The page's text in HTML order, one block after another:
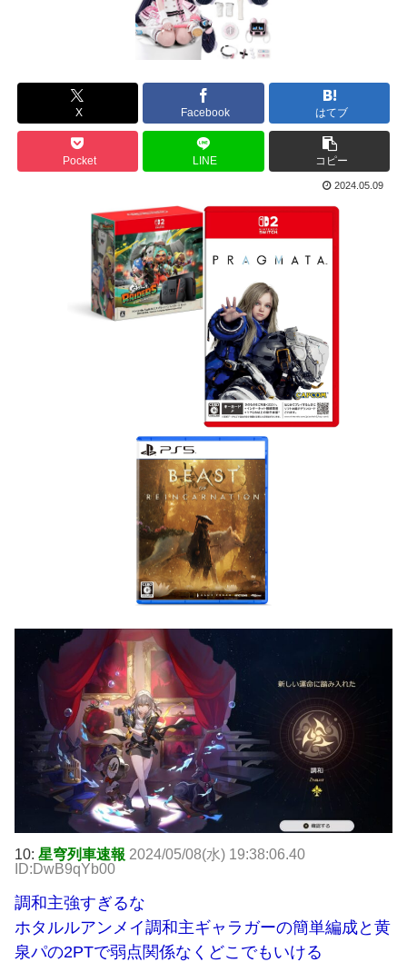
X Facebook はてブ
Pocket LINE コピー
2024.05.09
10: 星穹列車速報 2024/05/08(水) 19:38:06.40
ID:DwB9qYb00
調和主強すぎるな
ホタルルアンメイ調和主ギャラガーの簡単編成と黄
泉パの2PTで弱点関係なくどこでもいける